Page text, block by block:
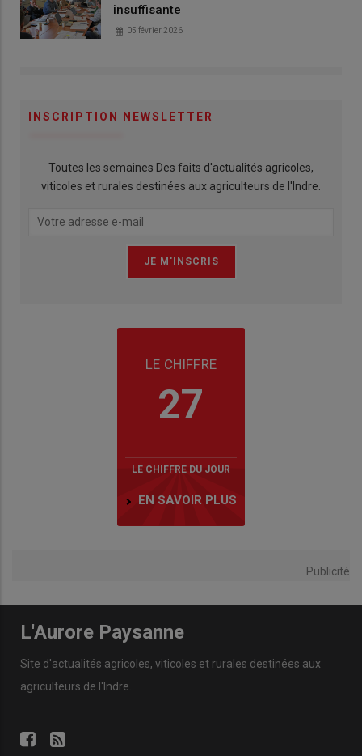
insuffisante
05 février 2026
INSCRIPTION NEWSLETTER
Toutes les semaines Des faits d'actualités agricoles,
viticoles et rurales destinées aux agriculteurs de l'Indre.
LE CHIFFRE
27
LE CHIFFRE DU JOUR
EN SAVOIR PLUS
Publicité
L'Aurore Paysanne
Site d'actualités agricoles, viticoles et rurales destinées aux
agriculteurs de l'Indre.